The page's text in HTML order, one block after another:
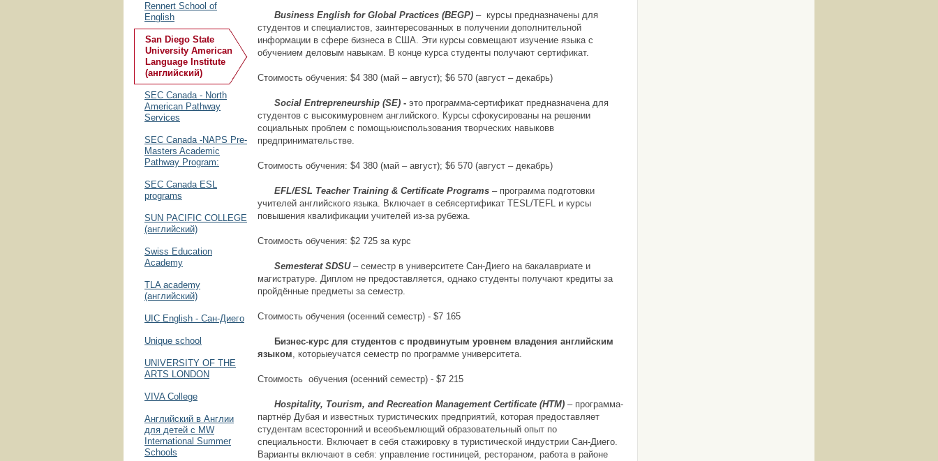
Rennert School of
English
San Diego State
University American
Language Institute
(английский)
SEC Canada - North
American Pathway
Services
SEC Canada -NAPS Pre-
Masters Academic
Pathway Program:
SEC Canada ESL
programs
SUN PACIFIC COLLEGE
(английский)
Swiss Education
Academy
TLA academy
(английский)
UIC English - Сан-Диего
Unique school
UNIVERSITY OF THE
ARTS LONDON
VIVA Сollege
Английский в Англии
для детей с MW
International Summer
Schools
Business English for Global Practices (BEGP) – курсы предназначены для
студентов и специалистов, заинтересованных в получении дополнительной
информации в сфере бизнеса в США. Эти курсы совмещают изучение языка с
обучением деловым навыкам. В конце курса студенты получают сертификат.
Стоимость обучения: $4 380 (май – август); $6 570 (август – декабрь)
Social Entrepreneurship (SE) - это программа-сертификат предназначена для
студентов с высокимуровнем английского. Курсы сфокусированы на решении
социальных проблем с помощьюиспользования творческих навыковв
предпринимательстве.
Стоимость обучения: $4 380 (май – август); $6 570 (август – декабрь)
EFL/ESL Teacher Training & Certificate Programs – программа подготовки
учителей английского языка. Включает в себясертификат TESL/TEFL и курсы
повышения квалификации учителей из-за рубежа.
Стоимость обучения: $2 725 за курс
Semesterat SDSU – семестр в университете Сан-Диего на бакалавриате и
магистратуре. Диплом не предоставляется, однако студенты получают кредиты за
пройдённые предметы за семестр.
Стоимость обучения (осенний семестр) - $7 165
Бизнес-курс для студентов с продвинутым уровнем владения английским
языком, которыеучатся семестр по программе университета.
Стоимость обучения (осенний семестр) - $7 215
Hospitality, Tourism, and Recreation Management Certificate (HTM) – программа-
партнёр Дубая и известных туристических предприятий, которая предоставляет
студентам всесторонний и всеобъемлющий образовательный опыт по
специальности. Включает в себя стажировку в туристической индустрии Сан-Диего.
Варианты включают в себя: управление гостиницей, рестораном, работа в районе